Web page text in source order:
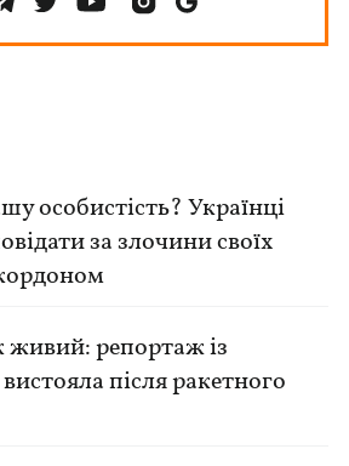
особистість? Українці
за злочини своїх
живий: репортаж із
після ракетного